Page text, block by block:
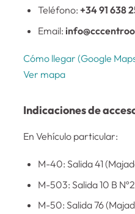
Teléfono: +34 91 638
Email:
Cómo llegar (Google
Ver mapa
Indicaciones de
En Vehículo particular:
M-40: Salida 41
M-503: Salida 10 B Nº2
M-50: Salida 76